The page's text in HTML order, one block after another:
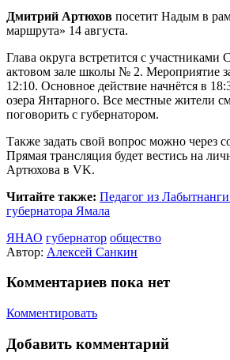
Дмитрий Артюхов посетит Надым в
маршрута» 14 августа.
Глава округа встретится с
актовом зале школы № 2. Мероприятие
12:10. Основное действие начнётся в
озера Янтарного. Все местные жители
поговорить с губернатором.
Также задать свой вопрос можно через
Прямая трансляция будет вестись на
Артюхова в VK.
Читайте также: Педагог из
губернатора Ямала
ЯНАО губернатор общество
Автор: Алексей Санкин
Комментариев пока нет
Комментировать
Добавить комментарий